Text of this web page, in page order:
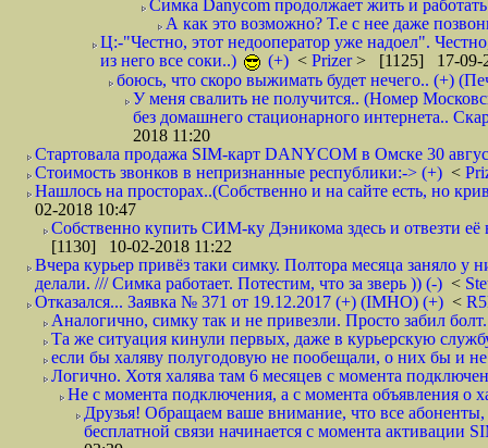
Симка Danycom продолжает жить и
А как это возможно? Т.е с нее даже
Ц:-"Честно, этот недооператор уже надоел".
из него все соки..)
(+) < Prizer> [1125] 17-09-
боюсь, что скоро выжимать будет нечего.. (+)
У меня свалить не получится.. (Номер
без домашнего стационарного интернета..
2018 11:20
Стартовала продажа SIM-карт DANYCOM в Омске 30
Стоимость звонков в непризнанные республики:-> (+) <
Нашлось на просторах..(Собственно и на сайте есть, но
02-2018 10:47
Собственно купить СИМ-ку Дэникома здесь и отвезти
[1130] 10-02-2018 11:22
Вчера курьер привёз таки симку. Полтора месяца заняло
делали. /// Симка работает. Потестим, что за зверь )) (-) <
Отказался... Заявка № 371 от 19.12.2017 (+) (IMHO) (+) <
Аналогично, симку так и не привезли. Просто забил
Та же ситуация кинули первых, даже в курьерскую
если бы халяву полугодовую не пообещали, о них бы и
Логично. Хотя халява там 6 месяцев с момента
Не с момента подключения, а с момента объявления о
Друзья! Обращаем ваше внимание, что все
бесплатной связи начинается с момента